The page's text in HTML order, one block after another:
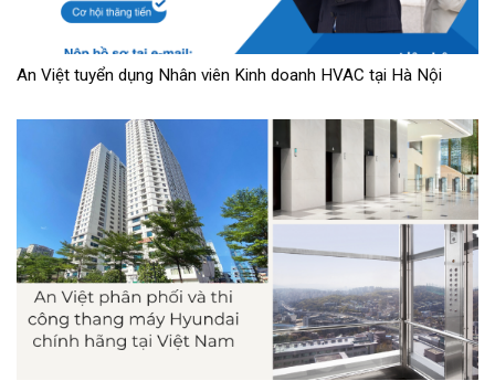
An Việt tuyển dụng Nhân viên Kinh doanh HVAC tại Hà Nội